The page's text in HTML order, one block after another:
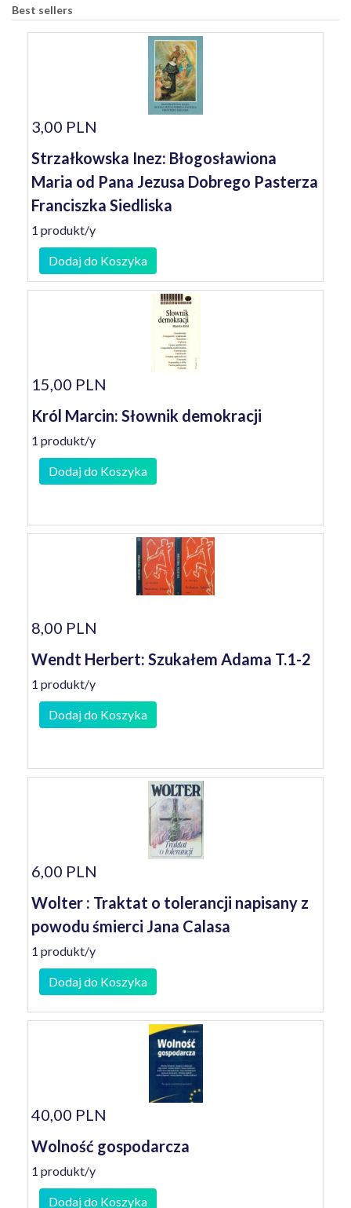
Best sellers
3,00 PLN
Strzałkowska Inez: Błogosławiona
Maria od Pana Jezusa Dobrego Pasterza
Franciszka Siedliska
1 produkt/y
Dodaj do Koszyka
15,00 PLN
Król Marcin: Słownik demokracji
1 produkt/y
Dodaj do Koszyka
8,00 PLN
Wendt Herbert: Szukałem Adama T.1-2
1 produkt/y
Dodaj do Koszyka
6,00 PLN
Wolter : Traktat o tolerancji napisany z
powodu śmierci Jana Calasa
1 produkt/y
Dodaj do Koszyka
40,00 PLN
Wolność gospodarcza
1 produkt/y
Dodaj do Koszyka